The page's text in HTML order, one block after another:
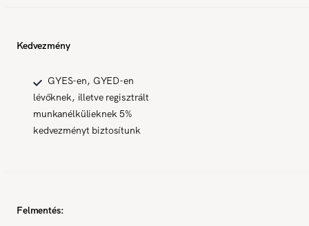
Kedvezmény
GYES-en, GYED-en
lévőknek, illetve regisztrált
munkanélkülieknek 5%
kedvezményt biztosítunk
Felmentés: